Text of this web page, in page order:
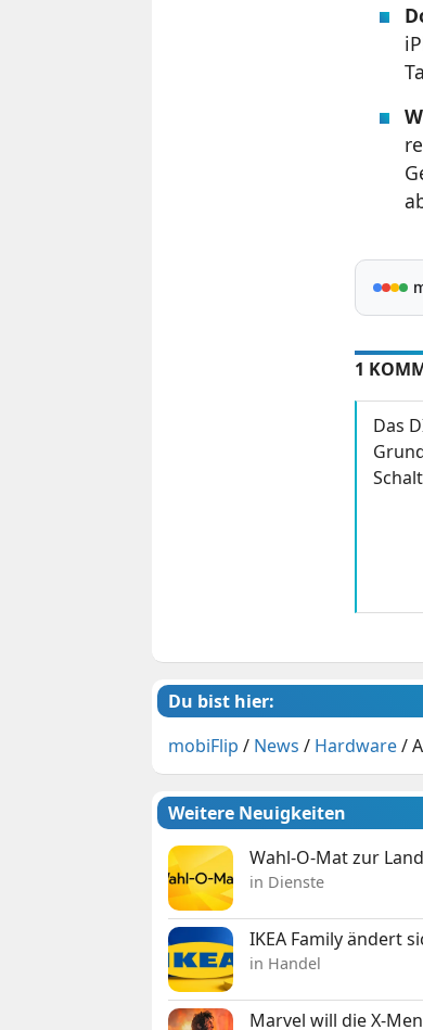
1
Das
Du bist hier:
mobiFlip / News / Hardware/
Weitere Neuigkeiten
Wahl-O-Mat zur
in Dienste
IKEA Family ändert
in Handel
Marvel will die X-